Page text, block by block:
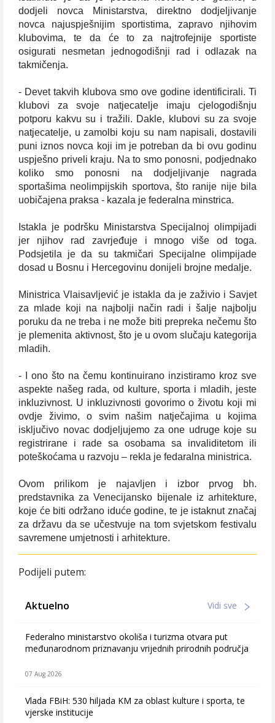
dodjeli novca Ministarstva, direktno dodjeljivanje
novca najuspješnijim sportistima, zapravo njihovim
klubovima, te da će to za najtrofejnije sportiste
osigurati nesmetan jednogodišnji rad i odlazak na
takmičenja.
- Devet takvih klubova smo ove godine identificirali. Ti
klubovi za svoje natjecatelje imaju cjelogodišnju
potporu kakvu su i tražili. Dakle, klubovi su za svoje
natjecatelje, u zamolbi koju su nam napisali, dostavili
puni iznos novca koji im je potreban da bi ovu godinu
uspješno priveli kraju. Na to smo ponosni, podjednako
koliko smo ponosni na dodjeljivanje nagrada
sportašima neolimpijskih sportova, što ranije nije bila
uobičajena praksa - kazala je federalna minstrica.
Istakla je podršku Ministarstva Specijalnoj olimpijadi
jer njihov rad zavrjeđuje i mnogo više od toga.
Podsjetila je da su takmičari Specijalne olimpijade
dosad u Bosnu i Hercegovinu donijeli brojne medalje.
Ministrica Vlaisavljević je istakla da je zaživio i Savjet
za mlade koji na najbolji način radi i šalje najbolju
poruku da ne treba i ne može biti prepreka nečemu što
je plemenita aktivnost, što je u ovom slučaju kategorija
mladih.
- I ono što na čemu kontinuirano inzistiramo kroz sve
aspekte našeg rada, od kulture, sporta i mladih, jeste
inkluzivnost. U inkluzivnosti govorimo o životu koji mi
ovdje živimo, o svim našim natječajima u kojima
isključivo novac dodjeljujemo za one udruge koje su
registrirane i rade sa osobama sa invaliditetom ili
poteškoćama u razvoju – rekla je fedaralna ministrica.
Ovom prilikom je najavljen i izbor prvog bh.
predstavnika za Venecijansko bijenale iz arhitekture,
koje će biti održano iduće godine, te je istaknut značaj
za državu da se učestvuje na tom svjetskom festivalu
savremene umjetnosti i arhitekture.
Podijeli putem:
Aktuelno Vidi sve
Federalno ministarstvo okoliša i turizma otvara put
međunarodnom priznavanju vrijednih prirodnih područja
07 Aug 2026
Vlada FBiH: 530 hiljada KM za oblast kulture i sporta, te
vjerske institucije